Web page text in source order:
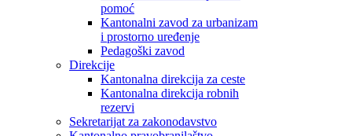
pomoć
Kantonalni zavod za urbanizam
i prostorno uređenje
Pedagoški zavod
Direkcije
Kantonalna direkcija za ceste
Kantonalna direkcija robnih
rezervi
Sekretarijat za zakonodavstvo